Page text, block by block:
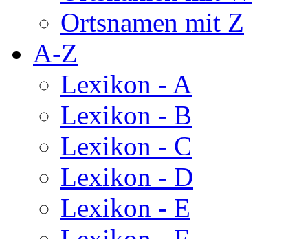
Ortsnamen mit Z
A-Z
Lexikon - A
Lexikon - B
Lexikon - C
Lexikon - D
Lexikon - E